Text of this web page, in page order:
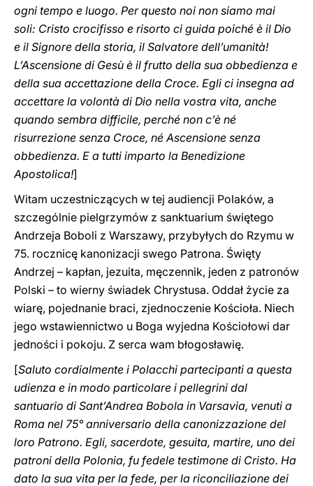
ogni tempo e luogo. Per questo noi non siamo mai
soli: Cristo crocifisso e risorto ci guida poiché è il Dio
e il Signore della storia, il Salvatore dell’umanità!
L’Ascensione di Gesù è il frutto della sua obbedienza e
della sua accettazione della Croce. Egli ci insegna ad
accettare la volontà di Dio nella vostra vita, anche
quando sembra difficile, perché non c’è né
risurrezione senza Croce, né Ascensione senza
obbedienza. E a tutti imparto la Benedizione
Apostolica!]
Witam uczestniczących w tej audiencji Polaków, a
szczególnie pielgrzymów z sanktuarium świętego
Andrzeja Boboli z Warszawy, przybyłych do Rzymu w
75. rocznicę kanonizacji swego Patrona. Święty
Andrzej – kapłan, jezuita, męczennik, jeden z patronów
Polski – to wierny świadek Chrystusa. Oddał życie za
wiarę, pojednanie braci, zjednoczenie Kościoła. Niech
jego wstawiennictwo u Boga wyjedna Kościołowi dar
jedności i pokoju. Z serca wam błogosławię.
[Saluto cordialmente i Polacchi partecipanti a questa
udienza e in modo particolare i pellegrini dal
santuario di Sant’Andrea Bobola in Varsavia, venuti a
Roma nel 75° anniversario della canonizzazione del
loro Patrono. Egli, sacerdote, gesuita, martire, uno dei
patroni della Polonia, fu fedele testimone di Cristo. Ha
dato la sua vita per la fede, per la riconciliazione dei